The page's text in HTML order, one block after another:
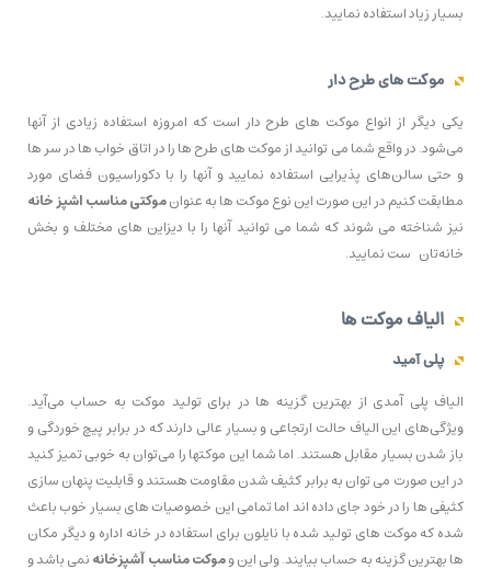
بسیار زیاد استفاده نمایید.
موکت های طرح دار
یکی دیگر از انواع موکت های طرح دار است که امروزه استفاده زیادی از آنها
می‌شود. در واقع شما می توانید از موکت های طرح ها را در اتاق خواب ها در سر ها
و حتی سالن‌های پذیرایی استفاده نمایید و آنها را با دکوراسیون فضای مورد
مطابقت کنیم در این صورت این نوع موکت ها به عنوانموکتی مناسباشپز خانه
نیز شناخته می شوند که شما می توانید آنها را با دیزاین های مختلف و بخش
خانه‌تان ست نمایید.
الیاف موکت ها
پلی آمید
الیاف پلی آمدی از بهترین گزینه ها در برای تولید موکت به حساب می‌آید.
ویژگی‌های این الیاف حالت ارتجاعی و بسیار عالی دارند که در برابر پیچ خوردگی و
باز شدن بسیار مقابل هستند. اما شما این موکتها را می‌توان به خوبی تمیز کنید
در این صورت می توان به برابر کثیف شدن مقاومت هستند و قابلیت پنهان سازی
کثیفی ها را در خود جای داده اند اما تمامی این خصوصیات های بسیار خوب باعث
شده که موکت های تولید شده با نایلون برای استفاده در خانه اداره و دیگر مکان
ها بهترین گزینه به حساب بیایند. ولی این وموکت مناسب آشپزخانهنمی باشد و